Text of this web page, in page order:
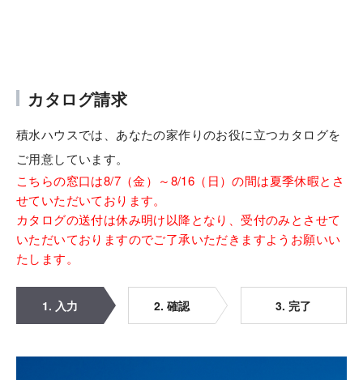
カタログ請求
積水ハウスでは、あなたの家作りのお役に立つカタログを
ご用意しています。
こちらの窓口は8/7（金）～8/16（日）の間は夏季休暇とさ
せていただいております。
カタログの送付は休み明け以降となり、受付のみとさせて
いただいておりますのでご了承いただきますようお願いい
たします。
1. 入力 2. 確認 3. 完了